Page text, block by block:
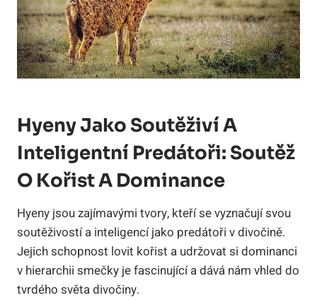
Hyeny Jako Soutěživí A
Inteligentní Predátoři: Soutěž
O Kořist A Dominance
Hyeny jsou zajímavými tvory, kteří se vyznačují svou
soutěživostí a inteligencí jako predátoři v divočině.
Jejich schopnost lovit kořist a udržovat si dominanci
v hierarchii smečky je fascinující a dává nám vhled do
tvrdého světa divočiny.